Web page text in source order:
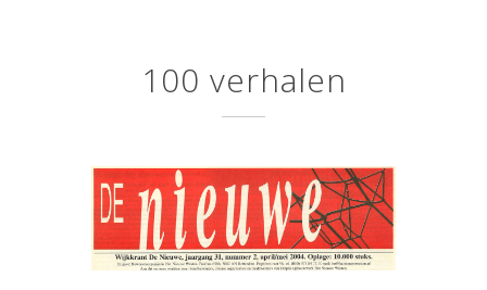
100 verhalen